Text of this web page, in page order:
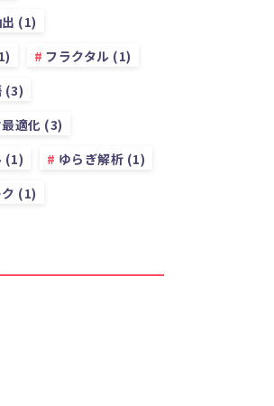
(1)
フラクタル (1)
(3)
適化 (3)
(1)
ゆらぎ解析 (1)
(1)